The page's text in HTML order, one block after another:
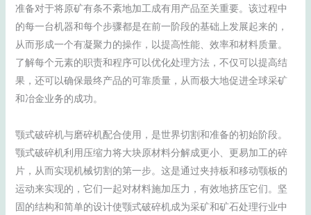
准备对于将原矿有条不紊地加工成有用产品至关重要。该过程中
的每一台机器和每个步骤都是在前一阶段的基础上发展起来的，
从而形成一个有凝聚力的操作，以提高性能、效率和材料质量。
了解每个元素的职责和程序可以优化处理方法，不仅可以提高结
果，还可以确保最终产品的可靠质量，从而极大地促进全球采矿
和冶金业务的成功。
颚式破碎机与磨碎机配合使用，是世界切割和准备的初始阶段。
颚式破碎机利用压缩力将大块原材料分解成更小、更易加工的碎
片，从而实现机械切割的第一步。这是通过夹持板和移动颚板的
运动来实现的，它们一起对材料施加压力，有效地挤压它们。坚
固的结构和简单的设计使颚式破碎机成为采矿和矿石处理行业中